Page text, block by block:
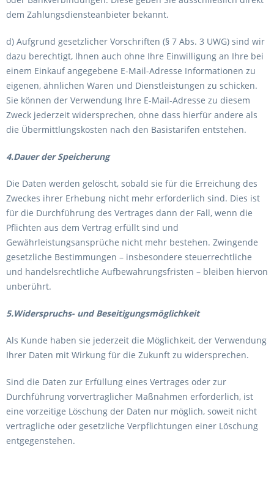
dem Zahlungsdiensteanbieter bekannt.
d) Aufgrund gesetzlicher Vorschriften (§ 7 Abs. 3 UWG) sind wir
dazu berechtigt, Ihnen auch ohne Ihre Einwilligung an Ihre bei
einem Einkauf angegebene E-Mail-Adresse Informationen zu
eigenen, ähnlichen Waren und Dienstleistungen zu schicken.
Sie können der Verwendung Ihre E-Mail-Adresse zu diesem
Zweck jederzeit widersprechen, ohne dass hierfür andere als
die Übermittlungskosten nach den Basistarifen entstehen.
4.Dauer der Speicherung
Die Daten werden gelöscht, sobald sie für die Erreichung des
Zweckes ihrer Erhebung nicht mehr erforderlich sind. Dies ist
für die Durchführung des Vertrages dann der Fall, wenn die
Pflichten aus dem Vertrag erfüllt sind und
Gewährleistungsansprüche nicht mehr bestehen. Zwingende
gesetzliche Bestimmungen – insbesondere steuerrechtliche
und handelsrechtliche Aufbewahrungsfristen – bleiben hiervon
unberührt.
5.Widerspruchs- und Beseitigungsmöglichkeit
Als Kunde haben sie jederzeit die Möglichkeit, der Verwendung
Ihrer Daten mit Wirkung für die Zukunft zu widersprechen.
Sind die Daten zur Erfüllung eines Vertrages oder zur
Durchführung vorvertraglicher Maßnahmen erforderlich, ist
eine vorzeitige Löschung der Daten nur möglich, soweit nicht
vertragliche oder gesetzliche Verpflichtungen einer Löschung
entgegenstehen.